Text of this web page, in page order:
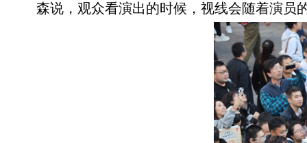
森说，观众看演出的时候，视线会随着演员